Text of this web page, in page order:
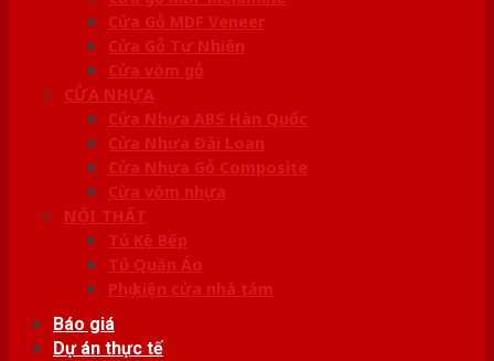
Cửa Gỗ MDF Veneer
Cửa Gỗ Tự Nhiên
Cửa vòm gỗ
CỬA NHỰA
Cửa Nhựa ABS Hàn Quốc
Cửa Nhựa Đài Loan
Cửa Nhựa Gỗ Composite
Cửa vòm nhựa
NỘI THẤT
Tủ Kệ Bếp
Tủ Quần Áo
Phụ kiện cửa nhà tắm
Báo giá
Dự án thực tế